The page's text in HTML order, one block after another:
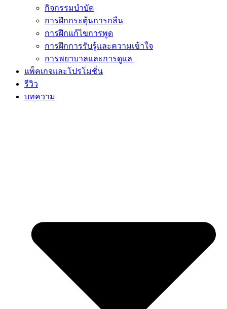
กิจกรรมบำบัด
การฝึกกระตุ้นการกลืน
การฝึกแก้ไขการพูด
การฝึกการรับรู้และความเข้าใจ
การพยาบาลและการดูแล
แพ็คเกจและโปรโมชั่น
รีวิว
บทความ